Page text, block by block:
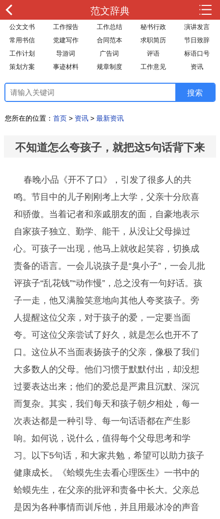
范文辞典
公文文书 工作报告 工作总结 秘书行政
演讲发言
常用书信
党建写作 合同范本 求职简历
节日致辞
工作计划
导游词 广告词 评语
标语口号
策划方案
事迹材料 规章制度 工作意见 资讯
您所在的位置： 首页 > 资讯 > 最新资讯
不知道怎么夸孩子，就把这5句话背下来
春晚小品《开不了口》，引发了很多人的共
鸣。节目中的儿子刚刚考上大学，父亲十分欣喜
和骄傲。当着记者和亲戚朋友的面，自豪地表示
自家孩子独立、勤学、能干，从没让父母操过
心。可孩子一出现，他马上就收起笑容，切换成
责备的语言。一会儿说孩子是“臭小子”，一会儿批
评孩子“乱花钱”“动作慢”，总之没有一句好话。孩
子一走，他又满脸笑意地向其他人夸奖孩子。旁
人提醒这位父亲，对于孩子的爱，一定要当面
夸。可这位父亲尝试了好久，就是怎么也开不了
口。这位从不当面表扬孩子的父亲，像极了我们
大多数人的父母。他们习惯于默默付出，却没想
过要表达出来；他们的爱总是严肃且沉默、深沉
而复杂。其实，我们每天和孩子朝夕相处，每一
次表达都是一种引导、每一句话语都在产生影
响。如何说，说什么，值得每个父母思考和学
习。以下5句话，和大家共勉，希望可以助力孩子
健康成长。《蛤蟆先生去看心理医生》一书中的
蛤蟆先生，在父亲的批评和责备中长大。父亲总
是因为各种事情而训斥他，并且用最冰冷的声音